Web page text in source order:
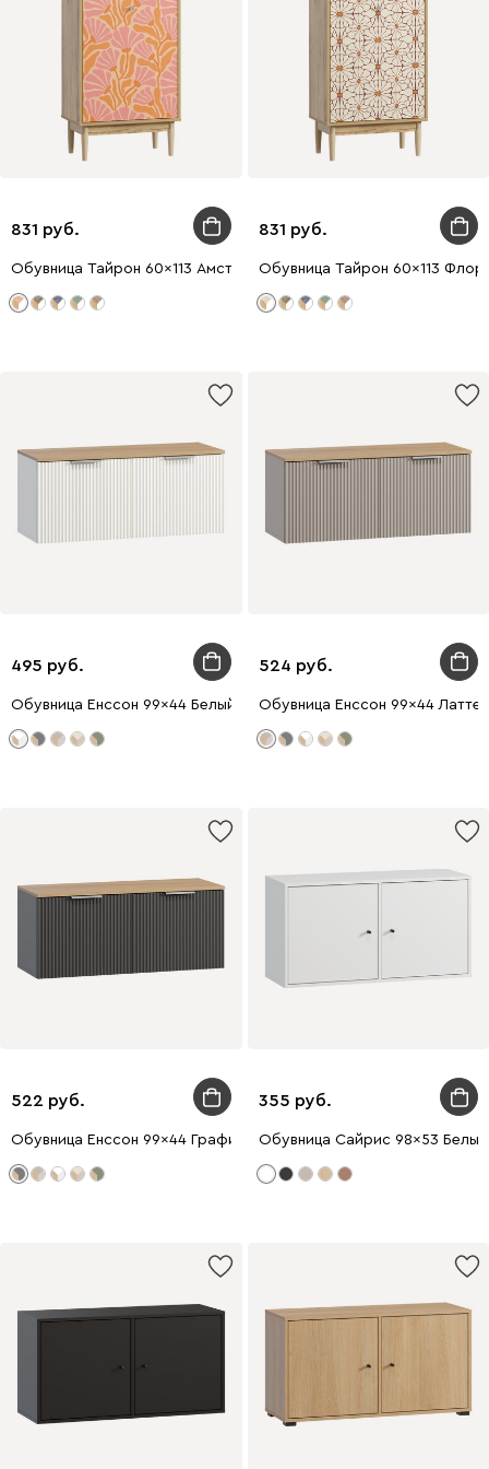
831
Обувница Тайрон 60x113 Амстердам
831
Обувница Тайрон 60x113
495
Обувница Енссон 99x44 Белый
524
Обувница Енссон 99x44 Латте
522
Обувница Енссон 99x44 Графитовый
355
Обувница Сайрис 98x53 Белый